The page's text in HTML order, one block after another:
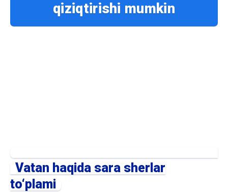
qiziqtirishi mumkin
Vatan haqida sara sherlar
to‘plami